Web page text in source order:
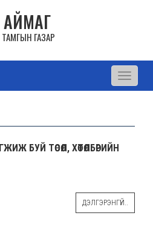
ГАЗАР
Toggle
БУЙ ТӨСӨЛ, ХӨТӨЛБӨРИЙН
ДЭЛГЭРЭНГҮЙ..